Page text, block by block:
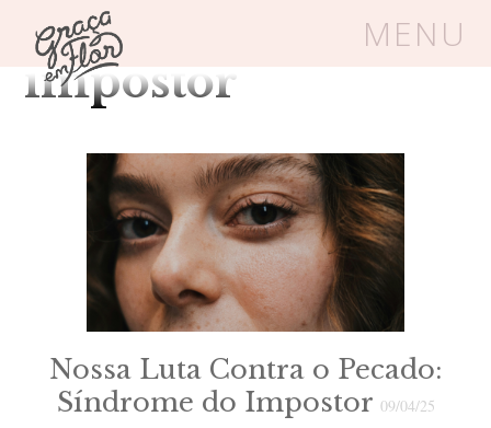
MENU
Um espaço seguro onde mulheres
Livros Carrinho Login
BLOG
SOBRE
Tag Arquivos:
impostor
Nossa Luta Contra o Pecado:
Síndrome do Impostor 09/04/25